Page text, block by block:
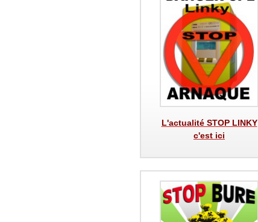
L'actualité STOP LINKY
c'est ici